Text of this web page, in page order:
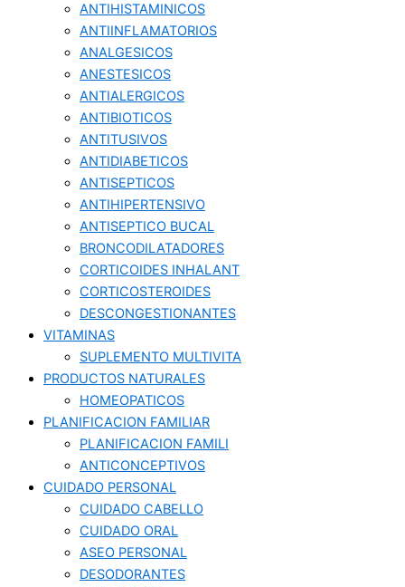
ANTIHISTAMINICOS
ANTIINFLAMATORIOS
ANALGESICOS
ANESTESICOS
ANTIALERGICOS
ANTIBIOTICOS
ANTITUSIVOS
ANTIDIABETICOS
ANTISEPTICOS
ANTIHIPERTENSIVO
ANTISEPTICO BUCAL
BRONCODILATADORES
CORTICOIDES INHALANT
CORTICOSTEROIDES
DESCONGESTIONANTES
VITAMINAS
SUPLEMENTO MULTIVITA
PRODUCTOS NATURALES
HOMEOPATICOS
PLANIFICACION FAMILIAR
PLANIFICACION FAMILI
ANTICONCEPTIVOS
CUIDADO PERSONAL
CUIDADO CABELLO
CUIDADO ORAL
ASEO PERSONAL
DESODORANTES